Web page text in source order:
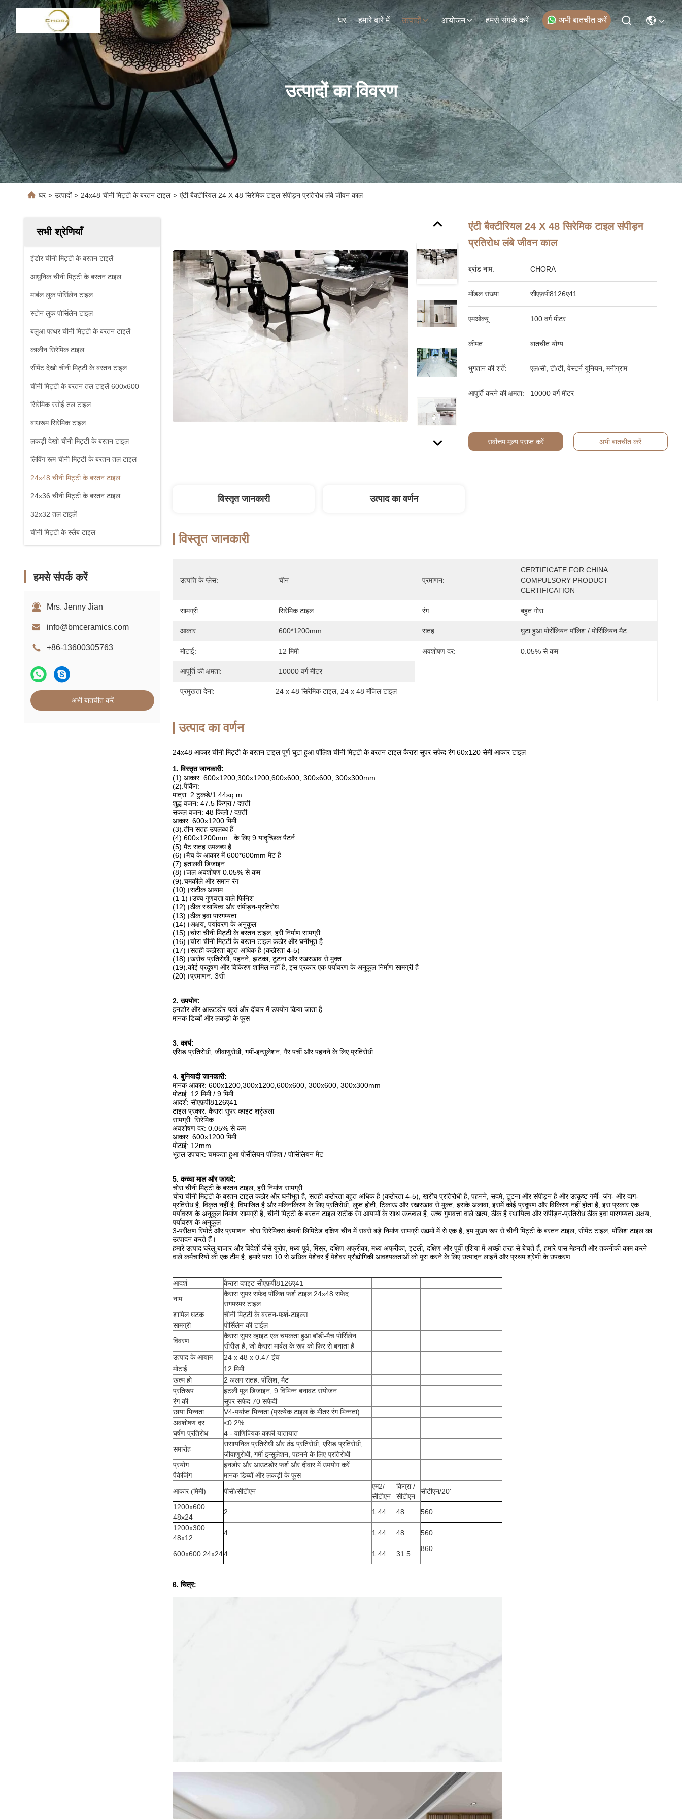
घर हमारे बारे में उत्पादों आयोजन हमसे संपर्क करें अभी बातचीत करें
उत्पादों का विवरण
घर > उत्पादों > 24x48 चीनी मिट्टी के बरतन टाइल > एंटी बैक्टीरियल 24 X 48 सिरेमिक टाइल संपीड़न प्रतिरोध लंबे जीवन काल
सभी श्रेणियाँ
इंडोर चीनी मिट्टी के बरतन टाइलें
आधुनिक चीनी मिट्टी के बरतन टाइल
मार्बल लुक पोर्सिलेन टाइल
स्टोन लुक पोर्सिलेन टाइल
बलुआ पत्थर चीनी मिट्टी के बरतन टाइलें
कालीन सिरेमिक टाइल
सीमेंट देखो चीनी मिट्टी के बरतन टाइल
चीनी मिट्टी के बरतन तल टाइलें 600x600
सिरेमिक रसोई तल टाइल
बाथरूम सिरेमिक टाइल
लकड़ी देखो चीनी मिट्टी के बरतन टाइल
लिविंग रूम चीनी मिट्टी के बरतन तल टाइल
24x48 चीनी मिट्टी के बरतन टाइल
24x36 चीनी मिट्टी के बरतन टाइल
32x32 तल टाइलें
चीनी मिट्टी के स्लैब टाइल
हमसे संपर्क करें
Mrs. Jenny Jian
info@bmceramics.com
+86-13600305763
अभी बातचीत करें
एंटी बैक्टीरियल 24 X 48 सिरेमिक टाइल संपीड़न
प्रतिरोध लंबे जीवन काल
ब्रांड नाम: CHORA
मॉडल संख्या: सीएफ़पी8126ए41
एमओक्यू: 100 वर्ग मीटर
कीमत: बातचीत योग्य
भुगतान की शर्तें: एल/सी, टी/टी, वेस्टर्न यूनियन, मनीग्राम
आपूर्ति करने की क्षमता: 10000 वर्ग मीटर
सर्वोत्तम मूल्य प्राप्त करें अभी बातचीत करें
विस्तृत जानकारी उत्पाद का वर्णन
विस्तृत जानकारी
उत्पत्ति के प्लेस: चीन प्रमाणन:
CERTIFICATE FOR CHINA
COMPULSORY PRODUCT
CERTIFICATION
सामग्री: सिरेमिक टाइल रंग: बहुत गोरा
आकार: 600*1200mm सतह: घुटा हुआ पोर्सेलियन पॉलिश / पोर्सिलियन मैट
मोटाई: 12 मिमी अवशोषण दर: 0.05% से कम
आपूर्ति की क्षमता: 10000 वर्ग मीटर
प्रमुखता देना: 24 x 48 सिरेमिक टाइल, 24 x 48 मंजिल टाइल
उत्पाद का वर्णन
24x48 आकार चीनी मिट्टी के बरतन टाइल पूर्ण घुटा हुआ पॉलिश चीनी मिट्टी के बरतन टाइल कैरारा सुपर सफेद रंग 60x120 सेमी आकार टाइल
1. विस्तृत जानकारी:
(1).आकार: 600x1200,300x1200,600x600, 300x600, 300x300mm
(2).पैकिंग:
मात्रा: 2 टुकड़े/1.44sq.m
शुद्ध वजन: 47.5 किग्रा / दफ़्ती
सकल वजन: 48 किलो / दफ़्ती
आकार: 600x1200 मिमी
(3).तीन सतह उपलब्ध हैं
(4).600x1200mm . के लिए 9 यादृच्छिक पैटर्न
(5).मैट सतह उपलब्ध है
(6)।मैच के आकार में 600*600mm मैट है
(7).इतालवी डिजाइन
(8)।जल अवशोषण 0.05% से कम
(9).चमकीले और समान रंग
(10)।सटीक आयाम
(1 1)।उच्च गुणवत्ता वाले फिनिश
(12)।ठीक स्थायित्व और संपीड़न-प्रतिरोध
(13)।ठीक हवा पारगम्यता
(14)।अक्षय, पर्यावरण के अनुकूल
(15)।चोरा चीनी मिट्टी के बरतन टाइल, हरी निर्माण सामग्री
(16)।चोरा चीनी मिट्टी के बरतन टाइल कठोर और घनीभूत है
(17)।सतही कठोरता बहुत अधिक है (कठोरता 4-5)
(18)।खरोंच प्रतिरोधी, पहनने, झटका, टूटना और रखरखाव से मुक्त
(19).कोई प्रदूषण और विकिरण शामिल नहीं है, इस प्रकार एक पर्यावरण के अनुकूल निर्माण सामग्री है
(20)।प्रमाणन: 3सी
2. उपयोग:
इनडोर और आउटडोर फर्श और दीवार में उपयोग किया जाता है
मानक डिब्बों और लकड़ी के फूस
3. कार्य:
एसिड प्रतिरोधी, जीवाणुरोधी, गर्मी-इन्सुलेशन, गैर पर्ची और पहनने के लिए प्रतिरोधी
4. बुनियादी जानकारी:
मानक आकार: 600x1200,300x1200,600x600, 300x600, 300x300mm
मोटाई: 12 मिमी / 9 मिमी
आदर्श: सीएफ़पी8126ए41
टाइल प्रकार: कैरारा सुपर व्हाइट श्रृंखला
सामग्री: सिरेमिक
अवशोषण दर: 0.05% से कम
आकार: 600x1200 मिमी
मोटाई: 12mm
भूतल उपचार: चमकता हुआ पोर्सेलियन पॉलिश / पोर्सिलियन मैट
5. कच्चा माल और फायदे:
चोरा चीनी मिट्टी के बरतन टाइल, हरी निर्माण सामग्री
चोरा चीनी मिट्टी के बरतन टाइल कठोर और घनीभूत है, सतही कठोरता बहुत अधिक है (कठोरता 4-5), खरोंच प्रतिरोधी है, पहनने, सदमे, टूटना और संपीड़न है और उत्कृष्ट गर्मी- जंग- और दाग-
प्रतिरोध है, विकृत नहीं है, विभाजित है और मलिनकिरण के लिए प्रतिरोधी, लुप्त होती, टिकाऊ और रखरखाव से मुक्त, इसके अलावा, इसमें कोई प्रदूषण और विकिरण नहीं होता है, इस प्रकार एक
पर्यावरण के अनुकूल निर्माण सामग्री है, चीनी मिट्टी के बरतन टाइल सटीक रंग आयामों के साथ उज्ज्वल है, उच्च गुणवत्ता वाले खत्म, ठीक है स्थायित्व और संपीड़न-प्रतिरोध ठीक हवा पारगम्यता अक्षय,
पर्यावरण के अनुकूल
3-परीक्षण रिपोर्ट और प्रमाणन: चोरा सिरेमिक्स कंपनी लिमिटेड दक्षिण चीन में सबसे बड़े निर्माण सामग्री उद्यमों में से एक है, हम मुख्य रूप से चीनी मिट्टी के बरतन टाइल, सीमेंट टाइल, पॉलिश टाइल का
उत्पादन करते हैं।
हमारे उत्पाद घरेलू बाजार और विदेशों जैसे यूरोप, मध्य पूर्व, मिस्र, दक्षिण अफ्रीका, मध्य अफ्रीका, इटली, दक्षिण और पूर्वी एशिया में अच्छी तरह से बेचते हैं, हमारे पास मेहनती और तकनीकी काम करने
वाले कर्मचारियों की एक टीम है, हमारे पास 10 से अधिक पेशेवर हैं पेशेवर प्रौद्योगिकी आवश्यकताओं को पूरा करने के लिए उत्पादन लाइनें और प्रथम श्रेणी के उपकरण
आदर्श
कैरारा व्हाइट सीएफ़पी8126ए41
नाम:
कैरारा सुपर सफेद पॉलिश फर्श टाइल 24x48 सफेद
संगमरमर टाइल
शामिल घटक
चीनी मिट्टी के बरतन-फर्श-टाइल्स
सामग्री
पोर्सिलेन की टाईल
विवरण:
कैरारा सुपर व्हाइट एक चमकता हुआ बॉडी-मैच पोर्सिलेन
सीरीज़ है, जो कैरारा मार्बल के रूप को फिर से बनाता है
उत्पाद के आयाम
24 x 48 x 0.47 इंच
मोटाई
12 मिमी
खत्म हो
2 अलग सतह: पॉलिश, मैट
प्रतिरूप
इटली मूल डिजाइन, 9 विभिन्न बनावट संयोजन
रंग की
सुपर सफेद 70 सफेदी
छाया भिन्नता
V4-पर्याप्त भिन्नता (प्रत्येक टाइल के भीतर रंग भिन्नता)
अवशोषण दर
<0.2%
घर्षण प्रतिरोध
4 - वाणिज्यिक काफी यातायात
समारोह
रासायनिक प्रतिरोधी और ठंढ प्रतिरोधी, एसिड प्रतिरोधी,
जीवाणुरोधी, गर्मी इन्सुलेशन, पहनने के लिए प्रतिरोधी
प्रयोग
इनडोर और आउटडोर फर्श और दीवार में उपयोग करें
पैकेजिंग
मानक डिब्बों और लकड़ी के फूस
आकार (मिमी)
पीसी/सीटीएन
एम2/
सीटीएन
किग्रा /
सीटीएन
सीटीएन/20'
1200x600
48x24
2 1.44 48
560
1200x300
48x12
4 1.44 48 560
600x600 24x244 1.44 31.5
860
6. चित्र: